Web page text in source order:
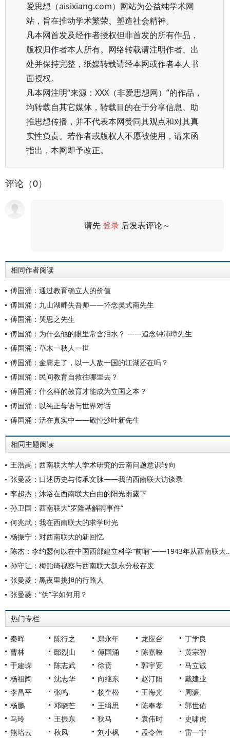
爱思想（aisixiang.com）网站为公益纯学术网
站，旨在推动学术繁荣、塑造社会精神。
凡本网首发及经作者授权但非首发的所有作品，
版权归作者本人所有。网络转载请注明作者、出
处并保持完整，纸媒转载请经本网或作者本人书
面授权。
凡本网注明“来源：XXX（非爱思想网）”的作品，
均转载自其它媒体，转载目的在于分享信息、助
推思想传播，并不代表本网赞同其观点和对其真
实性负责。若作者或版权人不愿被使用，请来函
指出，本网即予改正。
评论（0）
请先登录 后发表评论～
相同作者阅读
傅国涌：通过教育确立人的价值
傅国涌：九山湖畔失吾师——怀念吴式南先生
傅国涌：哭思之先生
傅国涌：为什么他的眼里常含泪水？ ——追念钟沛璋先生
傅国涌：草木一秋人一世
傅国涌：金庸走了，以一人敌一国的江湖还在吗？
傅国涌：民间教育自救往哪里去？
傅国涌：什么样的教育才能成为立国之本？
傅国涌：以纯正母语与世界对话
傅国涌：活在真实中——敬悼沙叶新先生
相同主题阅读
王浩禹：西南联大学人学术研究的云南问题意识转向
张曼菱：口述历史与传承文脉——我的西南联大访谈录
李超杰：沐浴在西南联大自由的阳光雨露下
孙卫国：西南联大“罗隆基解聘事件”
何兆武：我在西南联大的求学时光
杨振宁：对西南联大的新回忆
陈杰：李约瑟何以在中国西
孙守让：梅贻琦视察与西南联大叙永分校存废
张曼菱：黑夜里挑担的行路人
张曼菱：“伪”字如何用？
热门专栏
秦晖 陈行之 郑永年 龙应台
丁学良
曹林
鄢烈山 傅国涌 陈嘉映
黄宗智
于建嵘
陈志武 徐贲 郭宇宽
马立诚
杨祖陶
沈志华 向继东 赵汀阳
戴建业
李昌平
张鸣 杨奎松 王海光
周濂
杨鹏
邓晓芒 王缉思 陈奉孝
郭世佑
马玲
王振东 狄马 袁伟时
史啸虎
熊培云
秋风 刘小枫 孟令伟 雷一宁